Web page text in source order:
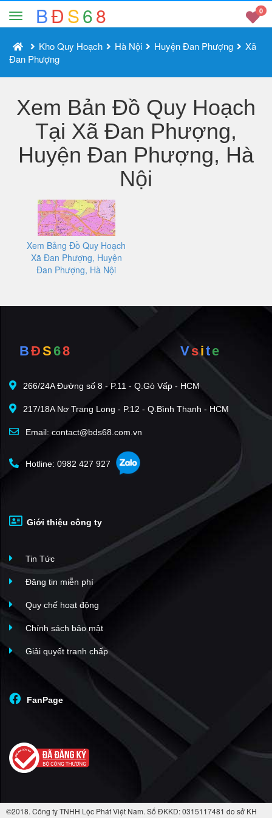
BĐS68 0
Kho Quy Hoạch Hà Nội Huyện Đan Phượng
Xã
Đan Phượng
Xem Bản Đồ Quy Hoạch
Tại Xã Đan Phượng,
Huyện Đan Phượng, Hà
Nội
Xem Bảng Đồ Quy Hoạch
Xã Đan Phượng, Huyện
Đan Phượng, Hà Nội
BĐS68 Vsite
266/24A Đường số 8 - P.11 - Q.Gò Vấp - HCM
217/18A Nơ Trang Long - P.12 - Q.Bình Thạnh - HCM
Email: contact@bds68.com.vn
Hotline: 0982 427 927
Giới thiệu công ty
Tin Tức
Đăng tin miễn phí
Quy chế hoạt động
Chính sách bảo mật
Giải quyết tranh chấp
FanPage
©2018. Công ty TNHH Lộc Phát Việt Nam. Số ĐKKD: 0315117481 do sở KH